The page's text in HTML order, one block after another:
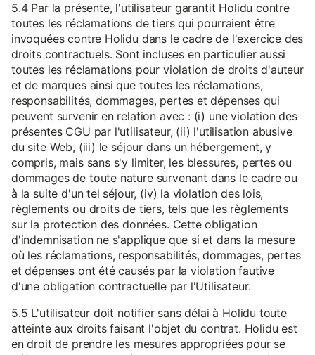
5.4 Par la présente, l'utilisateur garantit Holidu contre
toutes les réclamations de tiers qui pourraient être
invoquées contre Holidu dans le cadre de l'exercice des
droits contractuels. Sont incluses en particulier aussi
toutes les réclamations pour violation de droits d'auteur
et de marques ainsi que toutes les réclamations,
responsabilités, dommages, pertes et dépenses qui
peuvent survenir en relation avec : (i) une violation des
présentes CGU par l'utilisateur, (ii) l'utilisation abusive
du site Web, (iii) le séjour dans un hébergement, y
compris, mais sans s'y limiter, les blessures, pertes ou
dommages de toute nature survenant dans le cadre ou
à la suite d'un tel séjour, (iv) la violation des lois,
règlements ou droits de tiers, tels que les règlements
sur la protection des données. Cette obligation
d'indemnisation ne s'applique que si et dans la mesure
où les réclamations, responsabilités, dommages, pertes
et dépenses ont été causés par la violation fautive
d'une obligation contractuelle par l'Utilisateur.
5.5 L'utilisateur doit notifier sans délai à Holidu toute
atteinte aux droits faisant l'objet du contrat. Holidu est
en droit de prendre les mesures appropriées pour se